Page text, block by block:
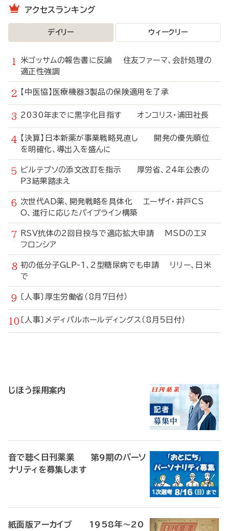
アクセスランキング
デイリー ウィークリー
米ゴッサムの報告書に反論 住友ファーマ、会計処理の
適正性強調
【中医協】医療機器3製品の保険適用を了承
2030年までに黒字化目指す オンコリス・浦田社長
【決算】日本新薬が事業戦略見直し 開発の優先順位
を明確化、導出入を盛んに
ビルテプソの添文改訂を指示 厚労省、24年公表の
P3結果踏まえ
次世代AD薬、開発戦略を具体化 エーザイ・井戸CS
O、進行に応じたパイプライン構築
RSV抗体の2回目投与で適応拡大申請 MSDのエヌ
フロンシア
初の低分子GLP-1、2型糖尿病でも申請 リリー、日米
で
〔人事〕厚生労働省（8月7日付）
〔人事〕メディパルホールディングス（8月5日付）
じほう採用案内
音で聴く日刊薬業 第9期のパーソ
ナリティを募集します
紙面版アーカイブ 1958年～20